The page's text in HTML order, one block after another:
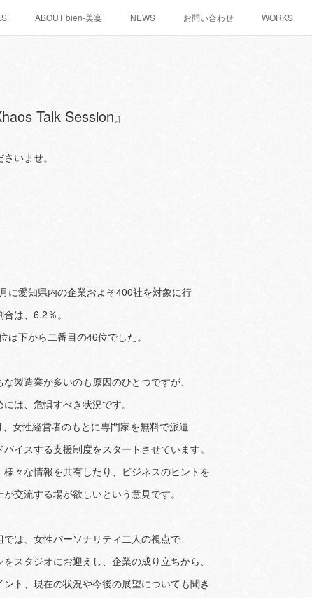
ABOUT bien-美宴 NEWS お問い合わせ WORKS
Talk Session』
いませ。
に愛知県内の企業およそ400社を対象に行
は、6.2％。
下から二番目の46位でした。
製造業が多いのも原因のひとつですが、
は、危惧すべき状況です。
女性経営者のもとに専門家を無料で派遣
イスする支援制度をスタートさせています。
々な情報を共有したり、ビジネスのヒントを
交流する場が欲しいという意見です。
は、女性パーソナリティ二人の視点で
スタジオにお迎えし、企業の成り立ちから、
ト、現在の状況や今後の展望についても聞き